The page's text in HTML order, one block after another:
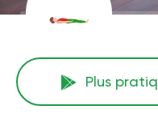
Plus